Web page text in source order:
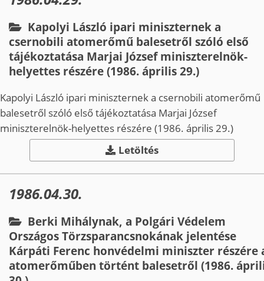
Kapolyi László ipari miniszternek a
csernobili atomerőmű balesetről szóló első
tájékoztatása Marjai József miniszterelnök­-
helyettes részére (1986. április 29.)
Kapolyi László ipari miniszternek a csernobili atomerőmű
balesetről szóló első tájékoztatása Marjai József
miniszterelnök­-helyettes részére (1986. április 29.)
Letöltés
1986.04.30.
Berki Mihálynak, a Polgári Védelem
Országos Törzsparancsnokának jelentése
Kárpáti Ferenc honvédelmi miniszter részére
atomerőműben történt balesetről (1986.